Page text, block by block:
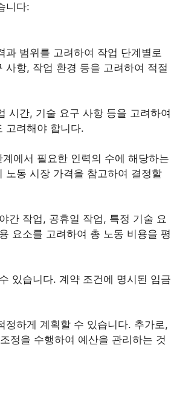
니다:
범위를 고려하여 작업 단계별로
항, 작업 환경 등을 고려하여 적절
시간, 기술 요구 사항 등을 고려하여
고려해야 합니다.
에서 필요한 인력의 수에 해당하는
노동 시장 가격을 참고하여 결정할
간 작업, 공휴일 작업, 특정 기술 요
요소를 고려하여 총 노동 비용을 평
있습니다. 계약 조건에 명시된 임금
정하게 계획할 수 있습니다. 추가로,
정을 수행하여 예산을 관리하는 것